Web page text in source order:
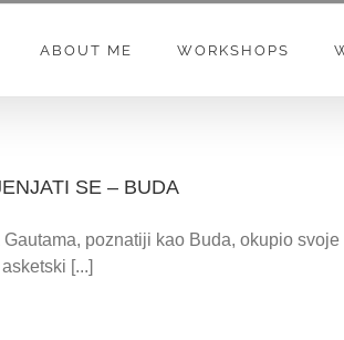
ABOUT ME WORKSHOPS
SE – BUDA
poznatiji kao Buda, okupio
[...]